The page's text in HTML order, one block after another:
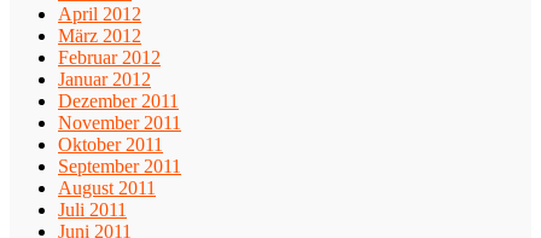
April 2012
März 2012
Februar 2012
Januar 2012
Dezember 2011
November 2011
Oktober 2011
September 2011
August 2011
Juli 2011
Juni 2011